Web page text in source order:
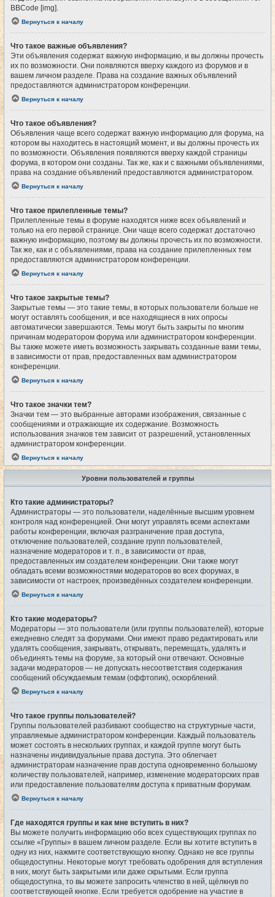
BBCode [img].
Вернуться к началу
Что такое важные объявления?
Эти объявления содержат важную информацию, и вы должны прочесть
их по возможности. Они появляются вверху каждого из форумов и в
вашем личном разделе. Права на создание важных объявлений
предоставляются администратором конференции.
Вернуться к началу
Что такое объявления?
Объявления чаще всего содержат важную информацию для форума, на
котором вы находитесь в настоящий момент, и вы должны прочесть их
по возможности. Объявления появляются вверху каждой страницы
форума, в котором они созданы. Так же, как и с важными объявлениями,
права на создание объявлений предоставляются администратором.
Вернуться к началу
Что такое прилепленные темы?
Прилепленные темы в форуме находятся ниже всех объявлений и
только на его первой странице. Они чаще всего содержат достаточно
важную информацию, поэтому вы должны прочесть их по возможности.
Так же, как и с объявлениями, права на создание прилепленных тем
предоставляются администратором конференции.
Вернуться к началу
Что такое закрытые темы?
Закрытые темы — это такие темы, в которых пользователи больше не
могут оставлять сообщения, и все находящиеся в них опросы
автоматически завершаются. Темы могут быть закрыты по многим
причинам модератором форума или администратором конференции.
Вы также можете иметь возможность закрывать созданные вами темы,
в зависимости от прав, предоставленных вам администратором
конференции.
Вернуться к началу
Что такое значки тем?
Значки тем — это выбранные авторами изображения, связанные с
сообщениями и отражающие их содержание. Возможность
использования значков тем зависит от разрешений, установленных
администратором конференции.
Вернуться к началу
Уровни пользователей и группы
Кто такие администраторы?
Администраторы — это пользователи, наделённые высшим уровнем
контроля над конференцией. Они могут управлять всеми аспектами
работы конференции, включая разграничение прав доступа,
отключение пользователей, создание групп пользователей,
назначение модераторов и т. п., в зависимости от прав,
предоставленных им создателем конференции. Они также могут
обладать всеми возможностями модераторов во всех форумах, в
зависимости от настроек, произведённых создателем конференции.
Вернуться к началу
Кто такие модераторы?
Модераторы — это пользователи (или группы пользователей), которые
ежедневно следят за форумами. Они имеют право редактировать или
удалять сообщения, закрывать, открывать, перемещать, удалять и
объединять темы на форуме, за который они отвечают. Основные
задачи модераторов — не допускать несоответствия содержания
сообщений обсуждаемым темам (оффтопик), оскорблений.
Вернуться к началу
Что такое группы пользователей?
Группы пользователей разбивают сообщество на структурные части,
управляемые администратором конференции. Каждый пользователь
может состоять в нескольких группах, и каждой группе могут быть
назначены индивидуальные права доступа. Это облегчает
администраторам назначение прав доступа одновременно большому
количеству пользователей, например, изменение модераторских прав
или предоставление пользователям доступа к приватным форумам.
Вернуться к началу
Где находятся группы и как мне вступить в них?
Вы можете получить информацию обо всех существующих группах по
ссылке «Группы» в вашем личном разделе. Если вы хотите вступить в
одну из них, нажмите соответствующую кнопку. Однако не все группы
общедоступны. Некоторые могут требовать одобрения для вступления
в них, могут быть закрытыми или даже скрытыми. Если группа
общедоступна, то вы можете запросить членство в ней, щёлкнув по
соответствующей кнопке. Если требуется одобрение на участие в